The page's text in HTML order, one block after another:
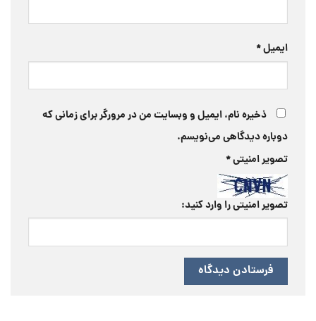
ایمیل*
ذخیره نام، ایمیل و وبسایت من در مرورگر برای زمانی که
دوباره دیدگاهی می‌نویسم.
تصویر امنیتی*
تصویر امنیتی را وارد کنید: